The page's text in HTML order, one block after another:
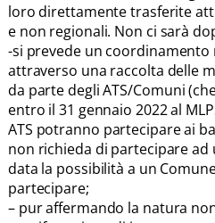
loro direttamente trasferite
e non regionali. Non ci sarà
-si prevede un
attraverso una raccolta delle
da parte degli ATS/Comuni
entro il 31 gennaio 2022 al
ATS potranno partecipare ai
non richieda di partecipare ad
data la possibilità a un
partecipare;
– pur affermando la natura